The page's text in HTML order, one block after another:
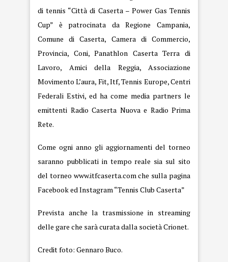
di tennis “Città di Caserta – Power Gas Tennis
Cup” è patrocinata da Regione Campania,
Comune di Caserta, Camera di Commercio,
Provincia, Coni, Panathlon Caserta Terra di
Lavoro, Amici della Reggia, Associazione
Movimento L’aura, Fit, Itf, Tennis Europe, Centri
Federali Estivi, ed ha come media partners le
emittenti Radio Caserta Nuova e Radio Prima
Rete.
Come ogni anno gli aggiornamenti del torneo
saranno pubblicati in tempo reale sia sul sito
del torneo www.itfcaserta.com che sulla pagina
Facebook ed Instagram “Tennis Club Caserta”
Prevista anche la trasmissione in streaming
delle gare che sarà curata dalla società Crionet.
Credit foto: Gennaro Buco.